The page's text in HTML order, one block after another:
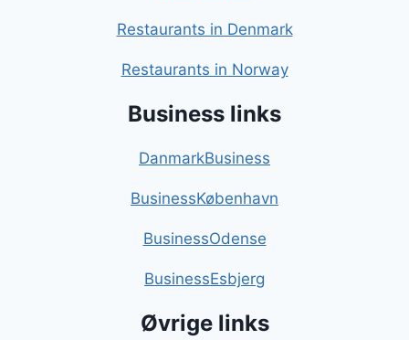
Restaurants in Denmark
Restaurants in Norway
Business links
DanmarkBusiness
BusinessKøbenhavn
BusinessOdense
BusinessEsbjerg
Øvrige links